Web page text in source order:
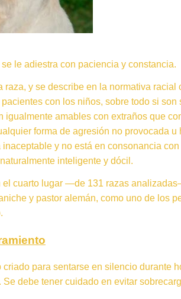
le adiestra con paciencia y constancia.
y se describe en la normativa racial
con los niños, sobre todo si
amables con extraños que
forma de agresión no provocada u
y no está en consonancia
inteligente y dócil.
cuarto lugar —de 131 razas
y pastor alemán, como uno de los
para sentarse en silencio durante
debe tener cuidado en evitar